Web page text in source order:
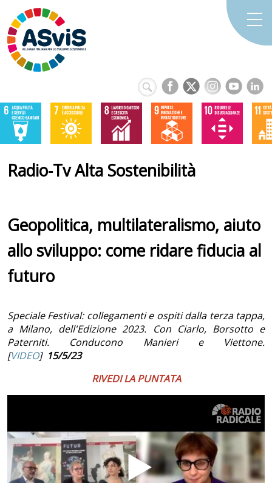
Radio-Tv Alta Sostenibilità
Geopolitica, multilateralismo, aiuto
allo sviluppo: come ridare fiducia al
futuro
Speciale Festival: collegamenti e ospiti dalla terza tappa,
a Milano, dell'Edizione 2023. Con Ciarlo, Borsotto e
Paterniti. Conducono Manieri e Viettone.
[VIDEO] 15/5/23
RIVEDI LA PUNTATA